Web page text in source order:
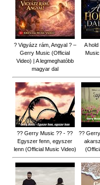
? Vigyázz rám, Angyal ? –
Gerry Music (Official
Video) | A legmeghatóbb
magyar dal
A
?? Gerry Music ?? - ??
Egyszer fenn, egyszer
lenn (Official Music Video)
??